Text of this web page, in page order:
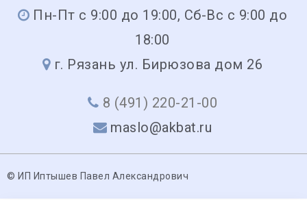
Пн-Пт с 9:00 до 19:00, Сб-Вс с 9:00 до
18:00
г. Рязань ул. Бирюзова дом 26
8 (491) 220-21-00
maslo@akbat.ru
© ИП Иптышев Павел Александрович